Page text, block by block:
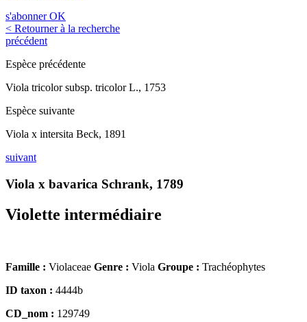
s'abonner OK
< Retourner à la recherche
précédent
Espèce précédente
Viola tricolor subsp. tricolor L., 1753
Espèce suivante
Viola x intersita Beck, 1891
suivant
Viola x bavarica Schrank, 1789
Violette intermédiaire
Famille : Violaceae Genre : Viola Groupe : Trachéophytes
ID taxon : 4444b
CD_nom : 129749